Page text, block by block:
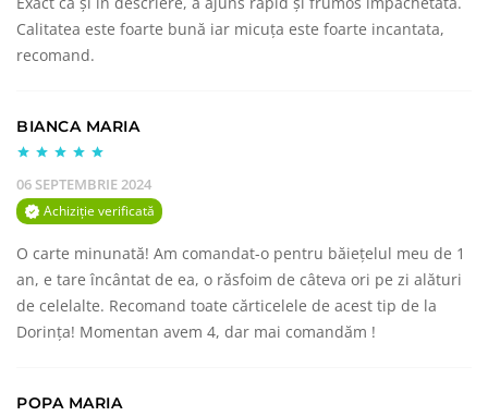
Calitatea este foarte bună iar micuța este foarte incantata,
recomand.
BIANCA MARIA
06 SEPTEMBRIE 2024
Achiziție verificată
O carte minunată! Am comandat-o pentru băiețelul meu de 1
an, e tare încântat de ea, o răsfoim de câteva ori pe zi alături
de celelalte. Recomand toate cărticelele de acest tip de la
Dorința! Momentan avem 4, dar mai comandăm !
POPA MARIA